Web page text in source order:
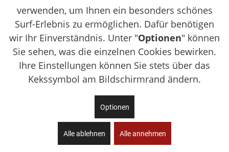
27432 Bremervörde
Tel.: 0 47 61 / 20 44
Fax: 0 47 61 / 20 46
E-Mail: info@suter.de
verwenden, um Ihnen ein besonders schönes
Surf-Erlebnis zu ermöglichen. Dafür benötigen
wir Ihr Einverständnis. Unter "Optionen" können
Sie sehen, was die einzelnen Cookies bewirken.
Ihre Einstellungen können Sie stets über das
Kekssymbol am Bildschirmrand ändern.
Optionen
Alle ablehnen Alle annehmen